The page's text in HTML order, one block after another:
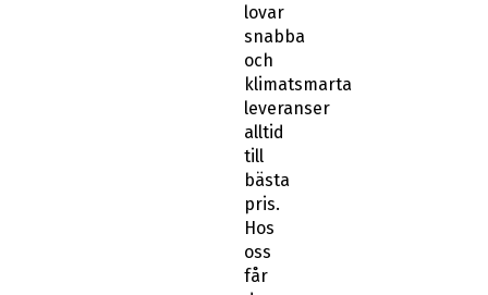
lovar
snabba
och
klimatsmarta
leveranser
alltid
till
bästa
pris.
Hos
oss
får